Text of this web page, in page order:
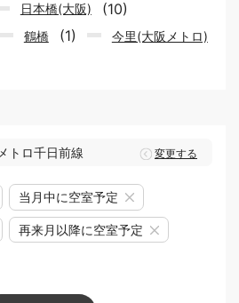
日本橋(大阪) (10)
鶴橋 (1) 今里(大阪メトロ)
トロ千日前線 変更する
当月中に空室予定
再来月以降に空室予定